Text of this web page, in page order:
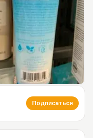
Подписаться